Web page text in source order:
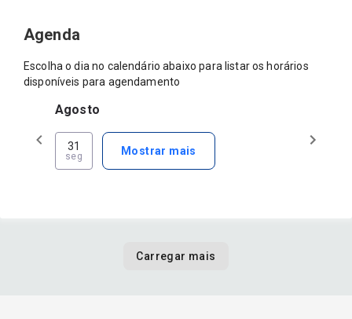
Agenda
Escolha o dia no calendário abaixo para listar os horários
disponíveis para agendamento
Agosto
31
seg Mostrar mais
Carregar mais